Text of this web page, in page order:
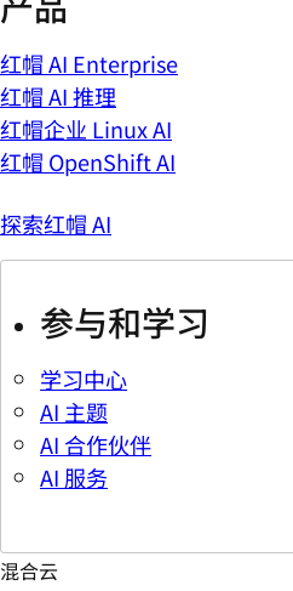
红帽 AI Enterprise
红帽 AI 推理
红帽企业 Linux AI
红帽 OpenShift AI
探索红帽 AI
参与和学习
学习中心
AI 主题
AI 合作伙伴
AI 服务
混合云